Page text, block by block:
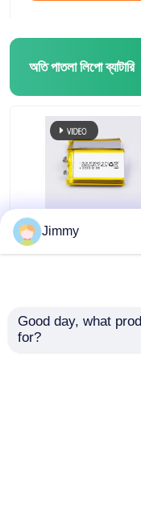
অতি পাতলা লিপো ব্যাটারি
আল্ট্রা থিন লি-আয়ন পলিমার
ভি ১৮০০ এমএএইচ লিপো
Jimmy
Good day, what
for?